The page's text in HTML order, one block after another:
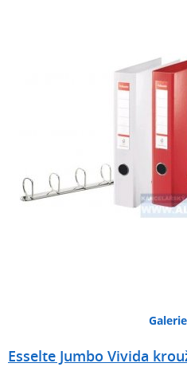
Esselte Jumbo Vivida